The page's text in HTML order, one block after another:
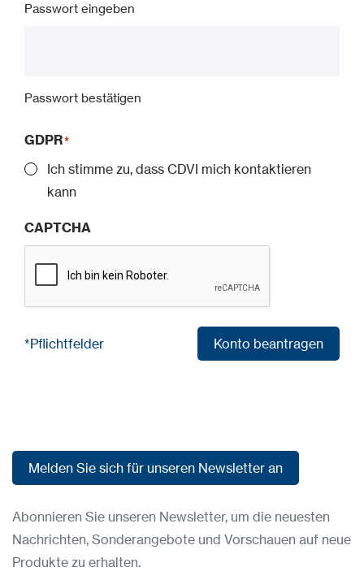
Passwort eingeben
Passwort bestätigen
GDPR
Ich stimme zu, dass CDVI mich kontaktieren
kann
CAPTCHA
*Pflichtfelder Konto beantragen
Melden Sie sich für unseren Newsletter an
Abonnieren Sie unseren Newsletter, um die neuesten
Nachrichten, Sonderangebote und Vorschauen auf neue
Produkte zu erhalten.